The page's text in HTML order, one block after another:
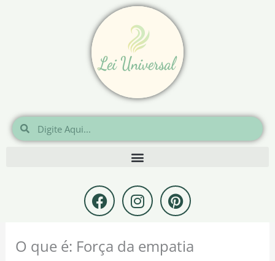
Pesquisar
Pesquisar
F
a
c
e
b
I
n
s
t
a
P
i
n
t
e
O que é: Força da empatia